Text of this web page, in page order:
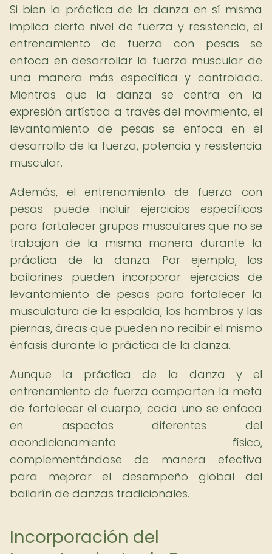
Si bien la práctica de la danza en sí misma
implica cierto nivel de fuerza y resistencia, el
entrenamiento de fuerza con pesas se
enfoca en desarrollar la fuerza muscular de
una manera más específica y controlada.
Mientras que la danza se centra en la
expresión artística a través del movimiento, el
levantamiento de pesas se enfoca en el
desarrollo de la fuerza, potencia y resistencia
muscular.
Además, el entrenamiento de fuerza con
pesas puede incluir ejercicios específicos
para fortalecer grupos musculares que no se
trabajan de la misma manera durante la
práctica de la danza. Por ejemplo, los
bailarines pueden incorporar ejercicios de
levantamiento de pesas para fortalecer la
musculatura de la espalda, los hombros y las
piernas, áreas que pueden no recibir el mismo
énfasis durante la práctica de la danza.
Aunque la práctica de la danza y el
entrenamiento de fuerza comparten la meta
de fortalecer el cuerpo, cada uno se enfoca
en aspectos diferentes del
acondicionamiento físico,
complementándose de manera efectiva
para mejorar el desempeño global del
bailarín de danzas tradicionales.
Incorporación del